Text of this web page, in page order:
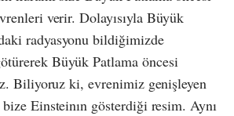
verir. Dolayısıyla Büyük
radyasyonu bildiğimizde
Büyük Patlama öncesi
Biliyoruz ki, evrenimiz genişleyen
Einsteinın gösterdiği resim. Aynı